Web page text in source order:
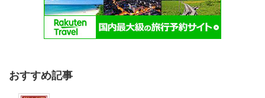
おすすめ記事